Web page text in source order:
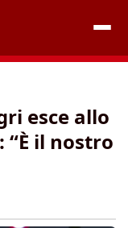
esce allo
il nostro